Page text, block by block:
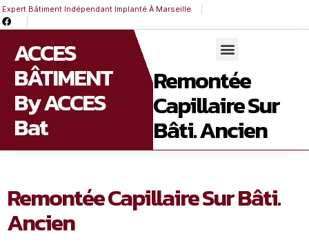
Expert Bâtiment Indépendant Implanté À Marseille
ACCES
BÂTIMENT
By ACCES
Bat
Remontée
Capillaire Sur
Bâti. Ancien
Remontée Capillaire Sur Bâti.
Ancien